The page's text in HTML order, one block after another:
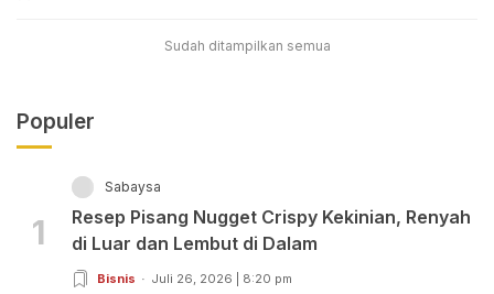
Sudah ditampilkan semua
Populer
1
Sabaysa
Resep Pisang Nugget Crispy Kekinian, Renyah
di Luar dan Lembut di Dalam
Bisnis Juli 26, 2026 | 8:20 pm